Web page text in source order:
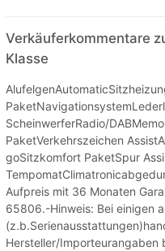
Verkäuferkommentare
Klasse
ScheinwerferRadio/
PaketVerkehrszeichen
goSitzkomfort PaketSpur
Aufpreis mit 36 Monaten
65806.-Hinweis: Bei einigen
Hersteller/Importeurangaben